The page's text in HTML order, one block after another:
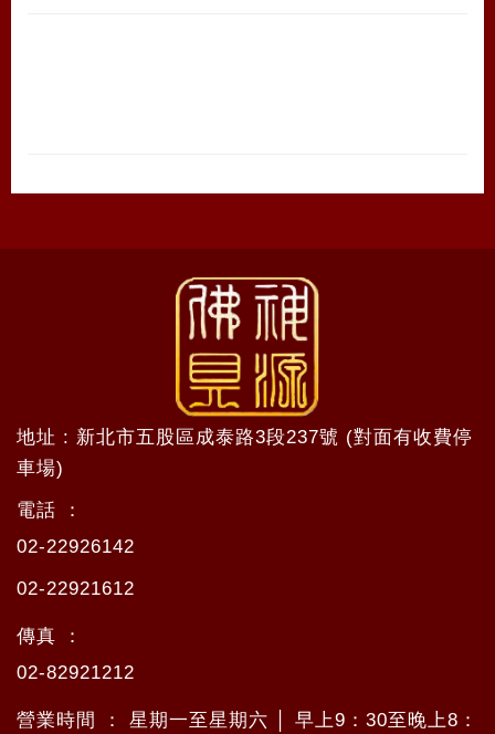
地址 : 新北市五股區成泰路3段237號 (對面有收費停
車場)
電話 ：
02-22926142
02-22921612
傳真 ：
02-82921212
營業時間 ： 星期一至星期六 │ 早上9：30至晚上8：